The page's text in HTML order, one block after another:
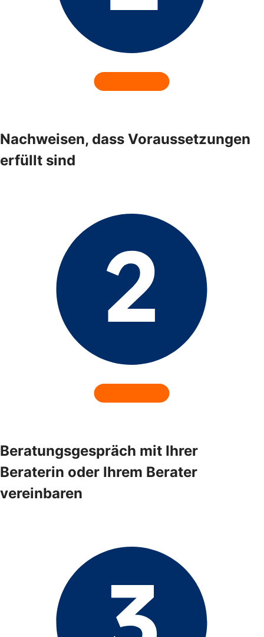
Nachweisen, dass Voraussetzungen
erfüllt sind
Beratungsgespräch mit Ihrer
Beraterin oder Ihrem Berater
vereinbaren